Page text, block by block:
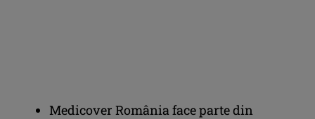
Medicover România face parte din